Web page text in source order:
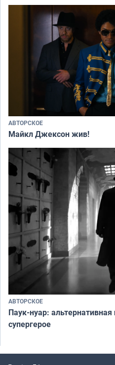
АВТОРСКОЕ
Майкл Джексон жив!
АВТОРСКОЕ
Паук-нуар:
супергерое